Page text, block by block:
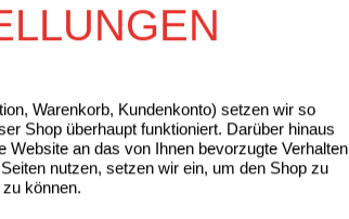
Warenkorb, Kundenkonto) setzen wir so
Shop überhaupt funktioniert. Darüber hinaus
Website an das von Ihnen bevorzugte Verhalten
nutzen, setzen wir ein, um den Shop zu
können.